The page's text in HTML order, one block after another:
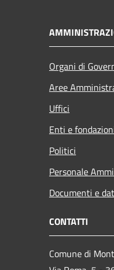
Organi di
Aree
Uffici
Enti e
Politici
Personale
Documenti e
CONTATTI
Comune di